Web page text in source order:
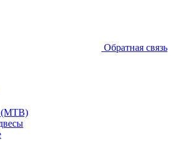
Обратная связь